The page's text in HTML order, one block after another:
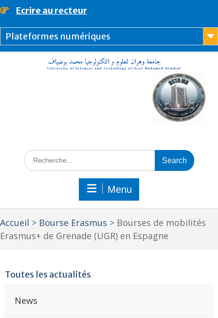
principal
Ecrire au recteur
Plateformes numériques
Menu
Accueil > Bourse Erasmus > Bourses de mobilités
Erasmus+ de Grenade (UGR) en Espagne
Toutes les actualités
News